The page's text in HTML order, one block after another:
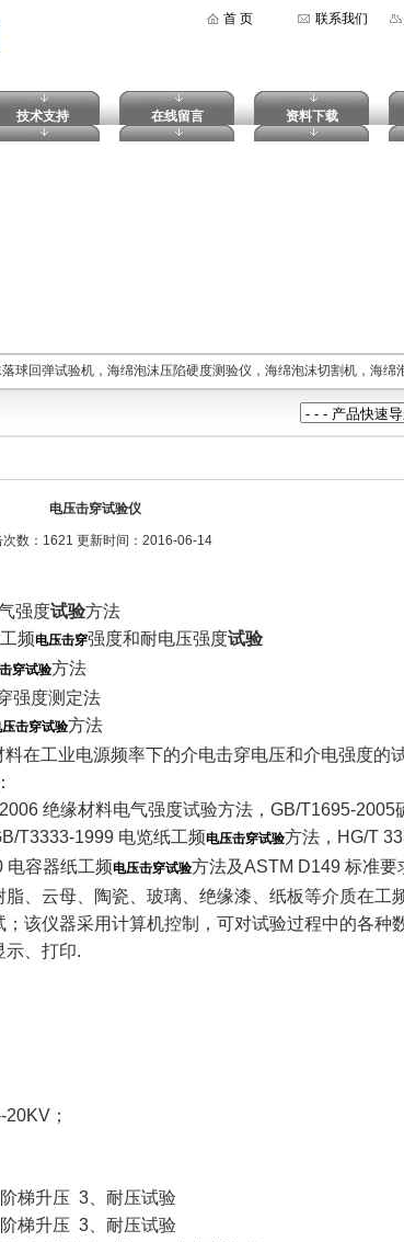
首 页 联系我们
技术支持 在线留言 资料下载
回弹试验机，海绵泡沫压陷硬度测验仪，海绵泡沫切割机，
电压击穿试验仪
次数：1621 更新时间：2016-06-14
强度试验方法
频电压击穿强度和耐电压强度试验
穿试验方法
度测定法
击穿试验方法
电源频率下的介电击穿电压和介电强度的
绝缘材料电气强度试验方法，GB/T1695-2005
T3333-1999 电览纸工频电压击穿试验方法，HG/T
电容器纸工频电压击穿试验方法及ASTM D149 标准要
、云母、陶瓷、玻璃、绝缘漆、纸板等介质在工
该仪器采用计算机控制，可对试验过程中的各种
示、打印.
；
升压 3、耐压试验
升压 3、耐压试验